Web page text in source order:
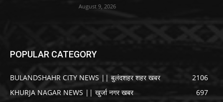
August 9, 2026
POPULAR CATEGORY
BULANDSHAHR CITY NEWS || बुलंदशहर शहर खबर
2106
KHURJA NAGAR NEWS || खुर्जा नगर खबर
697